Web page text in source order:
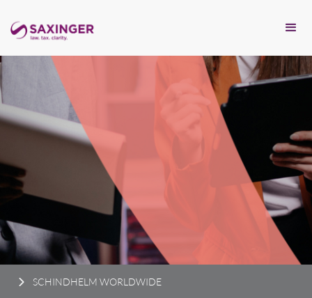
SCHINDHELM WORLDWIDE